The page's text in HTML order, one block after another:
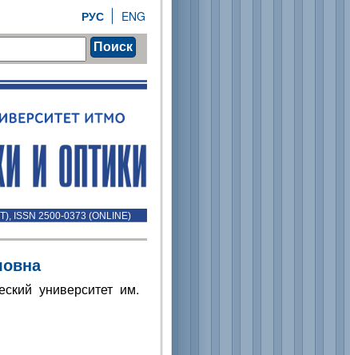
ENG
РУС
Поиск
ISSN 2500-0373 (ONLINE)
университет им.